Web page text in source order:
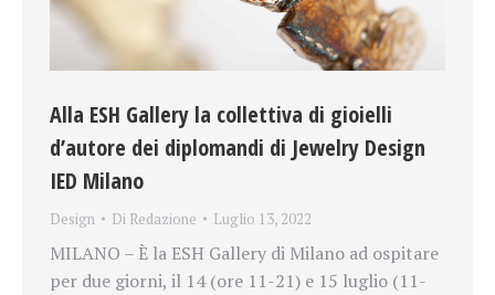
Alla ESH Gallery la collettiva di gioielli
d’autore dei diplomandi di Jewelry Design
IED Milano
Design Di Redazione Luglio 13, 2022
MILANO – È la ESH Gallery di Milano ad ospitare
per due giorni, il 14 (ore 11-21) e 15 luglio (11-